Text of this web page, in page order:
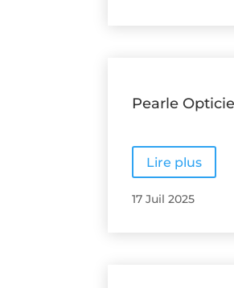
Pearle
Lire plus
17 Juil 2025